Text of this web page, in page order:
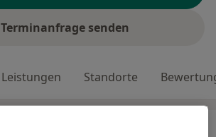
Terminanfrage senden
Leistungen Standorte